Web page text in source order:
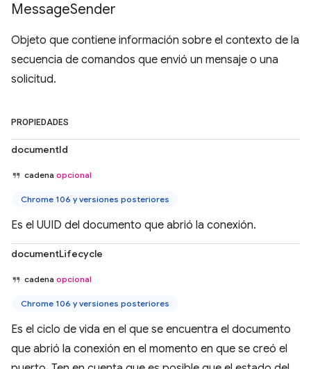
MessageSender
Objeto que contiene información sobre el contexto de la
secuencia de comandos que envió un mensaje o una
solicitud.
PROPIEDADES
documentId
cadena opcional
Chrome 106 y versiones posteriores
Es el UUID del documento que abrió la conexión.
documentLifecycle
cadena opcional
Chrome 106 y versiones posteriores
Es el ciclo de vida en el que se encuentra el documento
que abrió la conexión en el momento en que se creó el